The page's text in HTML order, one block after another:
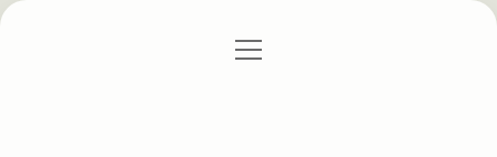
Gizlilik Politikası
menüyü